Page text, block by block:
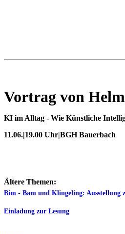
Vortrag von
KI im Alltag - Wie Künstliche
11.06.|19.00 Uhr|BGH Bauerbach
Ältere Themen:
Bim - Bam und Klingeling: Ausstellung
Einladung zur Lesung